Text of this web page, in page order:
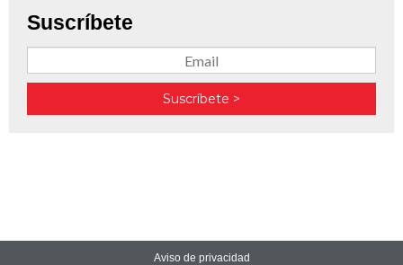
Suscríbete
Aviso de privacidad